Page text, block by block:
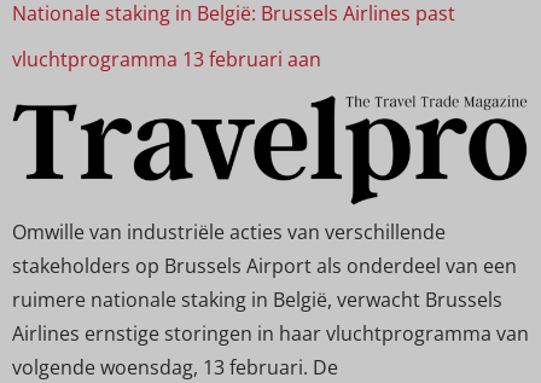
Nationale staking in België: Brussels Airlines past
vluchtprogramma 13 februari aan
Omwille van industriële acties van verschillende
stakeholders op Brussels Airport als onderdeel van een
ruimere nationale staking in België, verwacht Brussels
Airlines ernstige storingen in haar vluchtprogramma van
volgende woensdag, 13 februari. De